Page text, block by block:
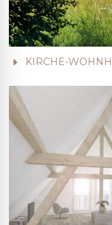
KIRCHE-